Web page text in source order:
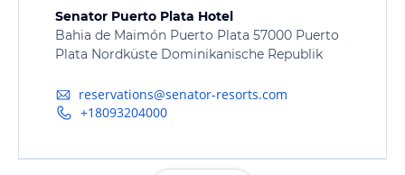
Senator Puerto Plata Hotel
Bahia de Maimón Puerto Plata 57000 Puerto
Plata Nordküste Dominikanische Republik
reservations@senator-resorts.com
+18093204000